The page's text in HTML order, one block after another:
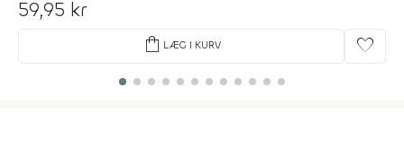
59,95 kr
shopping_bag LÆG I KURV favorite